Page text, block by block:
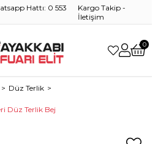
Hattı: 0 553
Kargo Takip -
İletişim
0
Düz Terlik
Düz Terlik Bej